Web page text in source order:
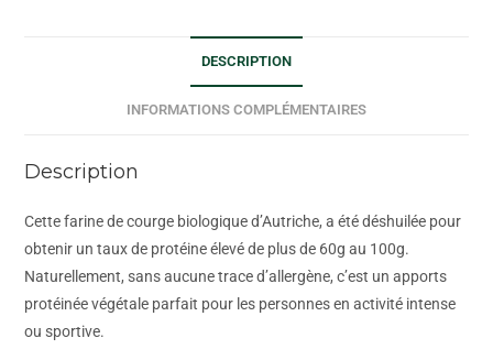
DESCRIPTION
INFORMATIONS COMPLÉMENTAIRES
Description
Cette farine de courge biologique d’Autriche, a été déshuilée pour
obtenir un taux de protéine élevé de plus de 60g au 100g.
Naturellement, sans aucune trace d’allergène, c’est un apports
protéinée végétale parfait pour les personnes en activité intense
ou sportive.